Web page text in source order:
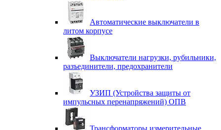
Автоматические выключатели в
литом корпусе
Выключатели нагрузки, рубильники,
разъединители, предохранители
УЗИП (Устройства защиты от
импульсных перенапряжений) ОПВ
Трансформаторы измерительные